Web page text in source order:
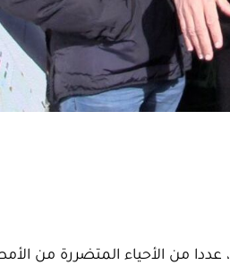
تفقد والي جهة الدارالبيضاء-سطات، سعيد أحميدوش، اليوم السبت 9 يناير 2021، عددا من الأحياء